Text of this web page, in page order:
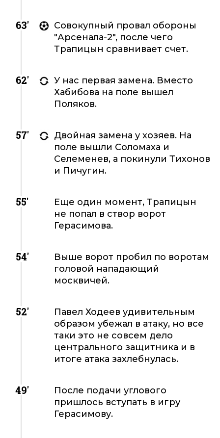
63'
Совокупный провал обороны
"Арсенала-2", после чего
Трапицын сравнивает счет.
62'
У нас первая замена. Вместо
Хабибова на поле вышел
Поляков.
57'
Двойная замена у хозяев. На
поле вышли Соломаха и
Селеменев, а покинули Тихонов
и Пичугин.
55'
Еще один момент, Трапицын
не попал в створ ворот
Герасимова.
54'
Выше ворот пробил по воротам
головой нападающий
москвичей.
52'
Павел Ходеев удивительным
образом убежал в атаку, но все
таки это не совсем дело
центрального защитника и в
итоге атака захлебнулась.
49'
После подачи углового
пришлось вступать в игру
Герасимову.